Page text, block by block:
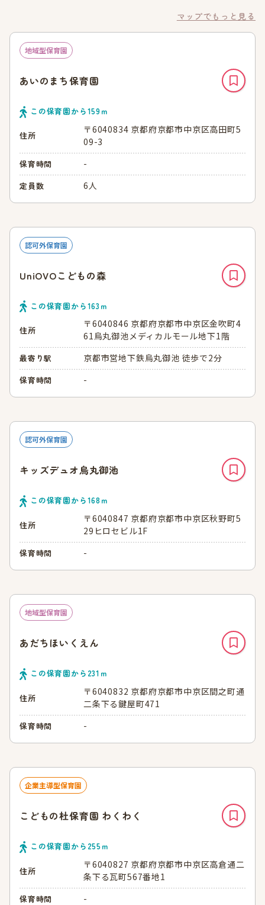
マップでもっと見る
地域型保育園
あいのまち保育園
この保育園から159ｍ
住所
〒6040834 京都府京都市中京区高田町5
09-3
保育時間 -
定員数 6人
認可外保育園
UniOVOこどもの森
この保育園から163ｍ
住所
〒6040846 京都府京都市中京区金吹町4
61烏丸御池メディカルモール地下1階
最寄り駅 京都市営地下鉄烏丸御池 徒歩で2分
保育時間 -
認可外保育園
キッズデュオ烏丸御池
この保育園から168ｍ
住所
〒6040847 京都府京都市中京区秋野町5
29ヒロセビル1F
保育時間 -
地域型保育園
あだちほいくえん
この保育園から 231 ｍ
住所
〒6040832 京都府京都市中京区間之町通
二条下る鍵屋町471
保育時間 -
企業主導型保育園
こどもの杜保育園 わくわく
この保育園から 255ｍ
住所
〒6040827 京都府京都市中京区高倉通二
条下る瓦町567番地1
保育時間 -